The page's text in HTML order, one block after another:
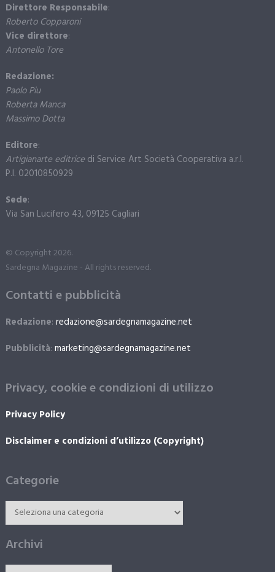
Direttore Responsabile:
Roberto Copparoni
Vice direttore:
Antonello Tore
Redazione:
Paolo Piu
Roberta Manca
Massimo Dotta
Editore:
Artigianarte editricedi Service Art Società Cooperativa a.r.l.
P.I. 02010850929
Sede:
Via San Lucifero 43, 09125 Cagliari
© Copyright 2026.
Sardegna Magazine - All rights reserved.
Contatti e pubblicità
Redazione: redazione@sardegnamagazine.net
Pubblicità: marketing@sardegnamagazine.net
Privacy, cookie e condizioni di utilizzo
Privacy Policy
Disclaimer e condizioni d’utilizzo (Copyright)
Categorie
Archivi